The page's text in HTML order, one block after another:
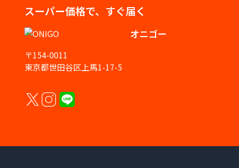
スーパー価格で、すぐ届く
オニゴー
〒154-0011
東京都世田谷区上馬1-17-5